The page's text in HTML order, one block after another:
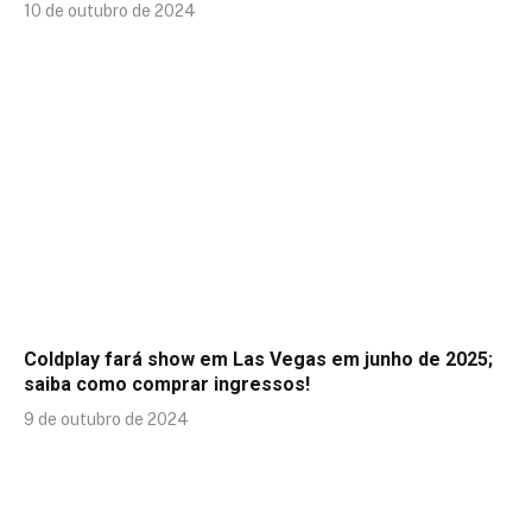
10 de outubro de 2024
Coldplay fará show em Las Vegas em junho de 2025;
saiba como comprar ingressos!
9 de outubro de 2024